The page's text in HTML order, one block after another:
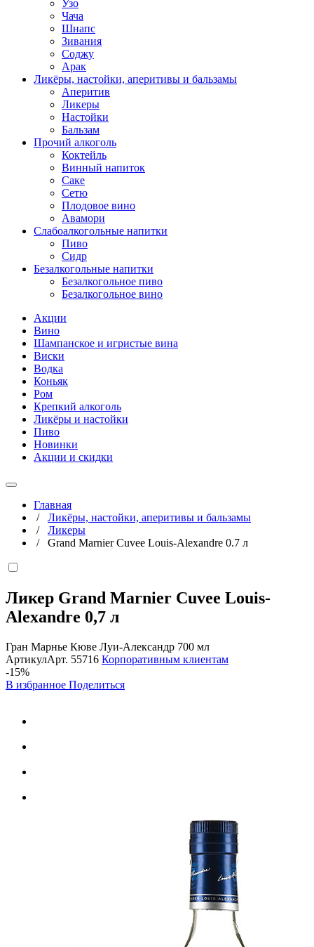
Узо
Чача
Шнапс
Зивания
Соджу
Арак
Ликёры, настойки, аперитивы и бальзамы
Аперитив
Ликеры
Настойки
Бальзам
Прочий алкоголь
Коктейль
Винный напиток
Саке
Сетю
Плодовое вино
Авамори
Слабоалкогольные напитки
Пиво
Сидр
Безалкогольные напитки
Безалкогольное пиво
Безалкогольное вино
Акции
Вино
Шампанское и игристые вина
Виски
Водка
Коньяк
Ром
Крепкий алкоголь
Ликёры и настойки
Пиво
Новинки
Акции и скидки
Главная
/ Ликёры, настойки, аперитивы и бальзамы
/ Ликеры
/ Grand Marnier Cuvee Louis-Alexandre 0.7 л
Ликер Grand Marnier Cuvee Louis-
Alexandre 0,7 л
Гран Марнье Кюве Луи-Александр 700 мл
АртикулАрт. 55716 Корпоративным клиентам
-15%
В избранное Поделиться